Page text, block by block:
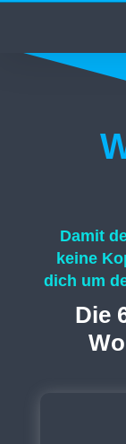
Damit
keine
dich um
Die